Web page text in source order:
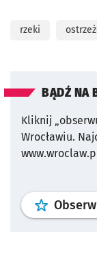
rzeki
BĄDŹ NA
Kliknij
Wrocławiu.